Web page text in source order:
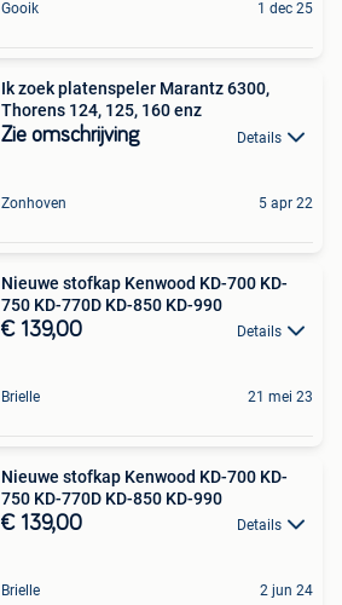
Gooik 1 dec 25
Ik zoek platenspeler Marantz 6300,
Thorens 124, 125, 160 enz
Zie omschrijving Details
Zonhoven 5 apr 22
Nieuwe stofkap Kenwood KD-700 KD-
750 KD-770D KD-850 KD-990
€ 139,00 Details
Brielle 21 mei 23
Nieuwe stofkap Kenwood KD-700 KD-
750 KD-770D KD-850 KD-990
€ 139,00 Details
Brielle 2 jun 24